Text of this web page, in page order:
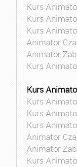
Kurs
Kurs
Kurs
Animator
Animator
Kurs
Kurs
Kurs
Kurs
Kurs
Animator
Animator
Kurs